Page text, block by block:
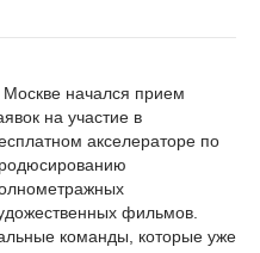
Москве начался прием
на участие в
акселераторе по
фильмов.
команды, которые уже